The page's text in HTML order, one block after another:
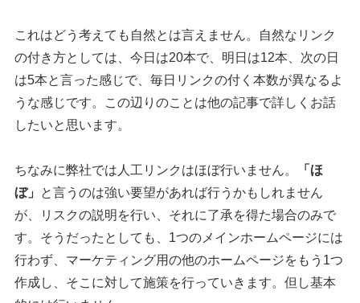
これはどう考えても自然とは言えません。自然なリンク
の付き方としては、今日は20本で、明日は12本、次の日
は5本と言った感じで、毎日リンクの付く本数が異なるよ
うな感じです。この辺りのことは他の記事で詳しくお話
したいと思います。
ちなみに弊社では人工リンクはほぼ行いません。
「ほ
ぼ」
と言うのは強い要望があれば行うかもしれません
が、リスクの説明を行い、それに了承を得た場合のみで
す。そうだったとしても、1つのメインホームページには
行わず、マーケティング用の他のホームページをもう1つ
作成し、そこに対して施策を行っていきます。但し基本